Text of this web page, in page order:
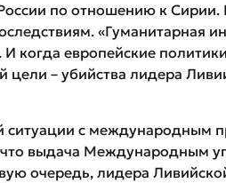
по отношению к
«Гуманитарная
когда европейские
цели – убийства лидера
ситуации с международным
выдача Международным
очередь, лидера